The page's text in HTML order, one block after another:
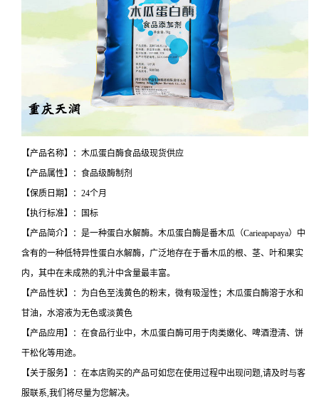
【产品名称】：木瓜蛋白酶食品级现货供应
【产品属性】：食品级酶制剂
【保质日期】：24个月
【执行标准】：国标
【产品简介】：是一种蛋白水解酶。木瓜蛋白酶是番木瓜（Carieapapaya）中
含有的一种低特异性蛋白水解酶，广泛地存在于番木瓜的根、茎、叶和果实
内，其中在未成熟的乳汁中含量最丰富。
【产品性状】：为白色至浅黄色的粉末，微有吸湿性；木瓜蛋白酶溶于水和
甘油，水溶液为无色或淡黄色
【产品应用】：在食品行业中，木瓜蛋白酶可用于肉类嫩化、啤酒澄清、饼
干松化等用途。
【关于服务】：在本店购买的产品可如您在使用过程中出现问题,请及时与客
服联系,我们将尽量为您解决。